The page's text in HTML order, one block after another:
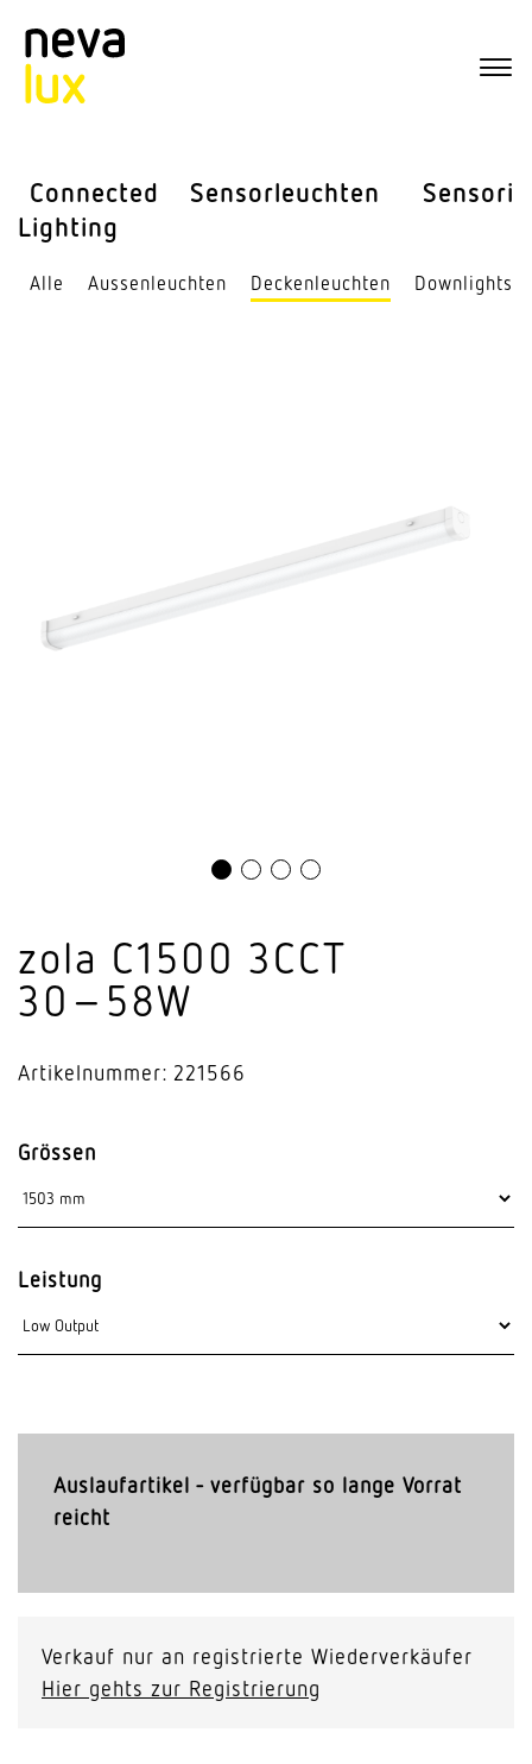
Connected
Lighting
Sensor­leuchten Sensorik
Alle Aussen­leuchten Decken­leuchten Down­lights
zola C1500 3CCT
30–58W
Artikelnummer: 221566
Grössen
Leistung
Auslaufartikel - verfügbar so lange Vorrat
reicht
Verkauf nur an registrierte Wiederverkäufer
Hier gehts zur Registrierung